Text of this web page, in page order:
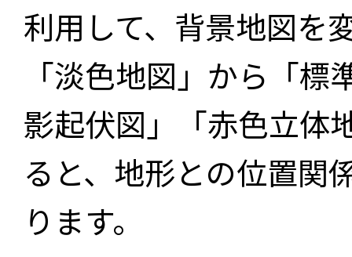
利用して、背景地図を
「淡色地図」から「
影起伏図」「赤色立体
ると、地形との位置関
ります。